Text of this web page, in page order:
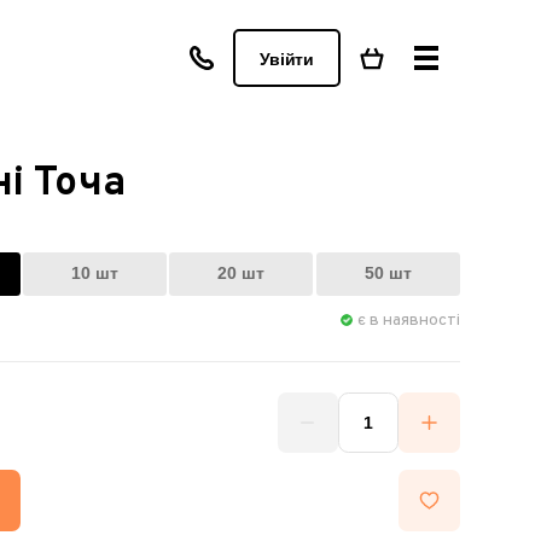
Увійти
Точа
10 шт 20 шт 50 шт
є в наявності